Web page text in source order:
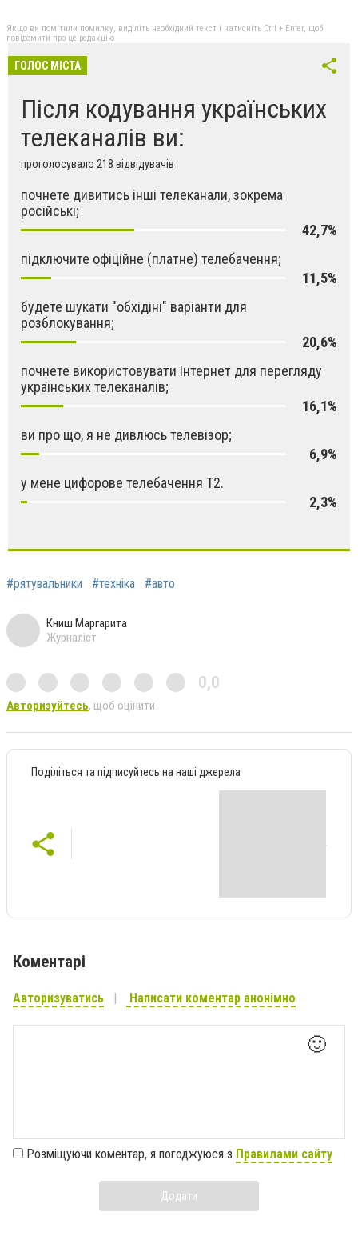
Якщо ви помітили помилку, виділіть необхідний текст і натисніть Ctrl + Enter, щоб
повідомити про це редакцію
ГОЛОС МІСТА
Після кодування українських
телеканалів ви:
проголосувало 218 відвідувачів
почнете дивитись інші телеканали, зокрема
російські;
42,7%
підключите офіційне (платне) телебачення;
11,5%
будете шукати "обхідіні" варіанти для
розблокування;
20,6%
почнете використовувати Інтернет для перегляду
українських телеканалів;
16,1%
ви про що, я не дивлюсь телевізор;
6,9%
у мене цифорове телебачення Т2.
2,3%
#рятувальники #техніка #авто
Книш Маргарита
Журналіст
0,0
Авторизуйтесь, щоб оцінити
Поділіться та підписуйтесь на наші джерела
Коментарі
Авторизуватись Написати коментар анонімно
🙂
Розміщуючи коментар, я погоджуюся з Правилами сайту
Додати